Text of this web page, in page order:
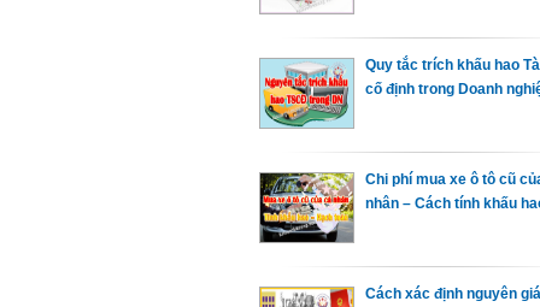
Quy tắc trích khấu hao
cố định trong Doanh
Chi phí mua xe ô tô cũ
nhân – Cách tính khấu
Cách xác định nguyên giá